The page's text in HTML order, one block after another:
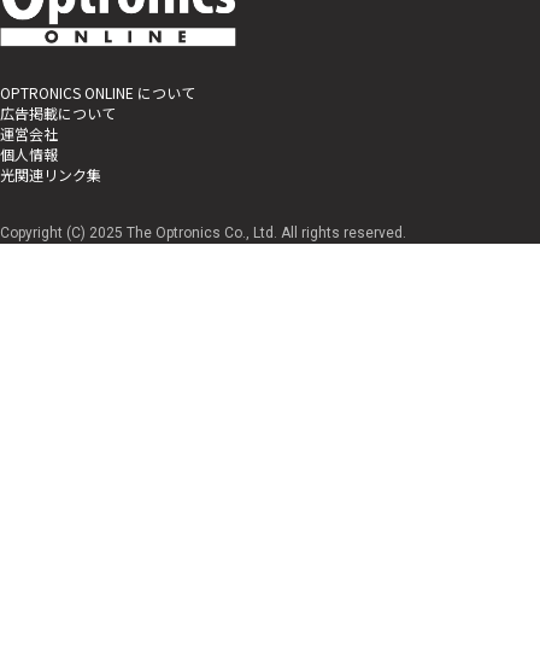
OPTRONICS ONLINE について
広告掲載について
運営会社
個人情報
光関連リンク集
Copyright (C) 2025 The Optronics Co., Ltd. All rights reserved.